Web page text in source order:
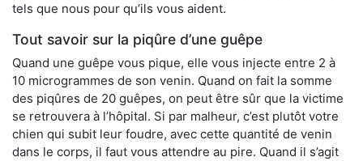
tels que nous pour qu’ils vous aident.
Tout savoir sur la piqûre d’une guêpe
Quand une guêpe vous pique, elle vous injecte entre 2 à
10 microgrammes de son venin. Quand on fait la somme
des piqûres de 20 guêpes, on peut être sûr que la victime
se retrouvera à l’hôpital. Si par malheur, c’est plutôt votre
chien qui subit leur foudre, avec cette quantité de venin
dans le corps, il faut vous attendre au pire. Quand il s’agit